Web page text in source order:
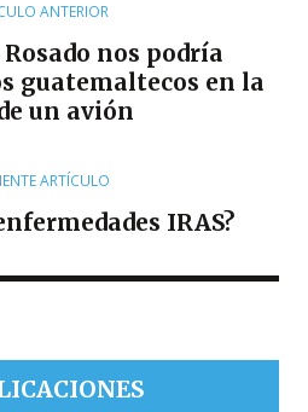
ANTERIOR
nos podría
guatemaltecos en la
un avión
ARTÍCULO
IRAS?